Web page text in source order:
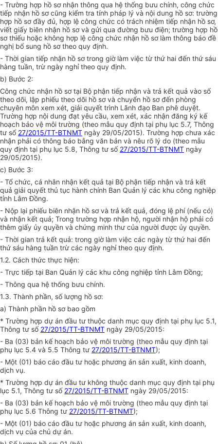
- Trường hợp hồ sơ nhận thông qua hệ thống bưu chính, công chức
tiếp nhận hồ sơ cũng kiểm tra tính pháp lý và nội dung hồ sơ: trường
hợp hồ sơ đầy đủ, hợp lệ công chức có trách nhiệm tiếp nhận hồ sơ,
viết giấy biên nhận hồ sơ và gửi qua đường bưu điện; trường hợp hồ
sơ thiếu hoặc không hợp lệ công chức nhận hồ sơ làm thông báo đề
nghị bổ sung hồ sơ theo quy định.
- Thời gian tiếp nhận hồ sơ trong giờ làm việc từ thứ hai đến thứ sáu
hàng tuần, trừ ngày nghỉ theo quy định.
b) Bước 2:
Công chức nhận hồ sơ tại Bộ phận tiếp nhận và trả kết quả vào sổ
theo dõi, lập phiếu theo dõi hồ sơ và chuyển hồ sơ đến phòng
chuyên môn xem xét, giải quyết trình Lãnh đạo Ban phê duyệt.
Trường hợp nội dung đạt yêu cầu, xem xét, xác nhận đăng ký kế
hoạch bảo vệ môi trường (theo mẫu quy định tại phụ lục 5.7, Thông
tư số 27/2015/TT-BTNMT ngày 29/05/2015). Trường hợp chưa xác
nhận phải có thông báo bằng văn bản và nêu rõ lý do (theo mẫu
quy định tại phụ lục 5.8, Thông tư số 27/2015/TT-BTNMT ngày
29/05/2015).
c) Bước 3:
- Tổ chức, cá nhân nhận kết quả tại Bộ phận tiếp nhận và trả kết
quả giải quyết thủ tục hành chính Ban Quản lý các khu công nghiệp
tỉnh Lâm Đồng.
- Nộp lại phiếu biên nhận hồ sơ và trả kết quả, đóng lệ phí (nếu có)
và nhận kết quả; Trong trường hợp nhận hộ, người nhận hộ phải có
thêm giấy ủy quyền và chứng minh thư của người được ủy quyền.
- Thời gian trả kết quả: trong giờ làm việc các ngày từ thứ hai đến
thứ sáu hàng tuần trừ các ngày nghỉ theo quy định.
1.2. Cách thức thực hiện:
- Trực tiếp tại Ban Quản lý các khu công nghiệp tỉnh Lâm Đồng;
- Thông qua hệ thống bưu chính.
1.3. Thành phần, số lượng hồ sơ:
a) Thành phần hồ sơ bao gồm
* Trường hợp dự án đầu tư thuộc danh mục quy định tại phụ lục 5.1,
Thông tư số 27/2015/TT-BTNMT ngày 29/05/2015:
- Ba (03) bản kế hoạch bảo vệ môi trường (theo mẫu quy định tại
phụ lục 5.4 và 5.5 Thông tư 27/2015/TT-BTNMT);
- Một (01) báo cáo đầu tư hoặc phương án sản xuất, kinh doanh,
dịch vụ.
* Trường hợp dự án đầu tư không thuộc danh mục quy định tại phụ
lục 5.1, Thông tư số 27/2015/TT-BTNMT ngày 29/05/2015:
- Ba (03) bản kế hoạch bảo vệ môi trường (theo mẫu quy định tại
phụ lục 5.6 Thông tư 27/2015/TT-BTNMT);
- Một (01) báo cáo đầu tư hoặc phương án sản xuất, kinh doanh,
dịch vụ của chủ dự án.